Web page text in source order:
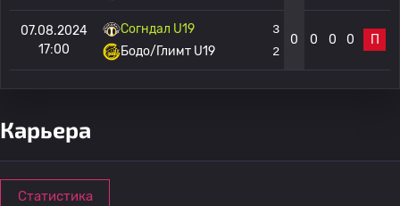
07.08.2024
17:00
Согндал U19
Бодо/Глимт U19
3
2
0 0 0 0 П
Карьера
Статистика